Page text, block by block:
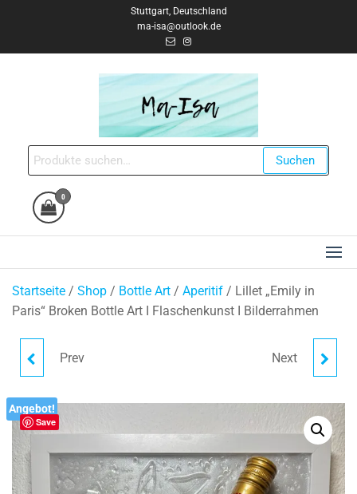
Stuttgart, Deutschland
ma-isa@outlook.de
Ma-Isa CreatesHandgemacht & Einzigartig
Suche
nach:
Suchen
0
Startseite / Shop / Bottle Art / Aperitif / Lillet „Emily in
Paris“ Broken Bottle Art I Flaschenkunst I Bilderrahmen
POMMERY BOTTLE ART I
BILDERRAHMEN
Prev JACK DANIEL'S | BROKEN
FLASCHENKUNST
Next
Angebot!
Save